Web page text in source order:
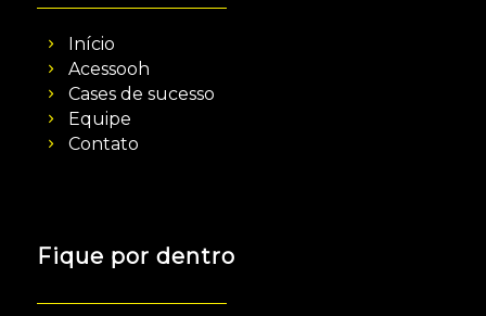
Início
Acessooh
Cases de sucesso
Equipe
Contato
Fique por dentro